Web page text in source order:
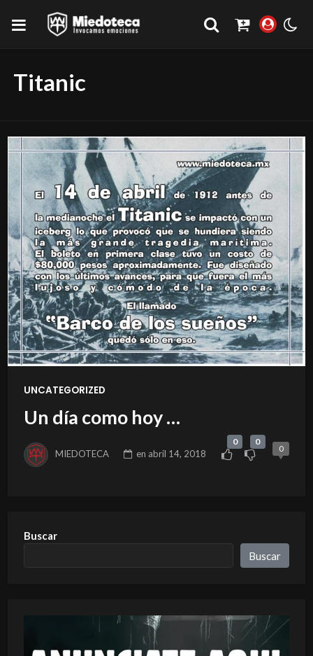
Titanic
UNCATEGORIZED
Un día como hoy …
MIEDOTECA en abril 14, 2018
0 0
0
Buscar
Buscar